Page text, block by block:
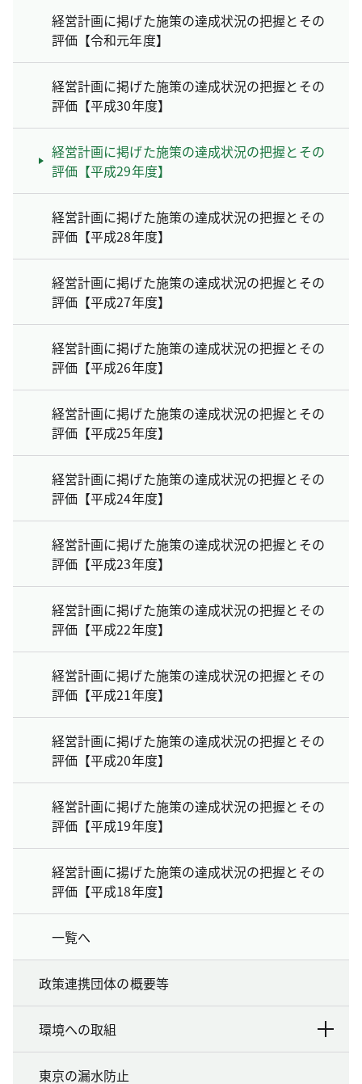
経営計画に掲げた施策の達成状況の把握とその
評価【令和元年度】
経営計画に掲げた施策の達成状況の把握とその
評価【平成30年度】
経営計画に掲げた施策の達成状況の把握とその
評価【平成29年度】
経営計画に掲げた施策の達成状況の把握とその
評価【平成28年度】
経営計画に掲げた施策の達成状況の把握とその
評価【平成27年度】
経営計画に掲げた施策の達成状況の把握とその
評価【平成26年度】
経営計画に掲げた施策の達成状況の把握とその
評価【平成25年度】
経営計画に掲げた施策の達成状況の把握とその
評価【平成24年度】
経営計画に掲げた施策の達成状況の把握とその
評価【平成23年度】
経営計画に掲げた施策の達成状況の把握とその
評価【平成22年度】
経営計画に掲げた施策の達成状況の把握とその
評価【平成21年度】
経営計画に掲げた施策の達成状況の把握とその
評価【平成20年度】
経営計画に掲げた施策の達成状況の把握とその
評価【平成19年度】
経営計画に揚げた施策の達成状況の把握とその
評価【平成18年度】
一覧へ
政策連携団体の概要等
環境への取組
東京の漏水防止